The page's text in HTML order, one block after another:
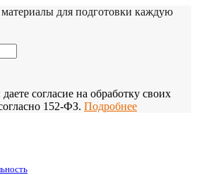
для подготовки каждую
согласие на обработку своих
152-ФЗ. Подробнее